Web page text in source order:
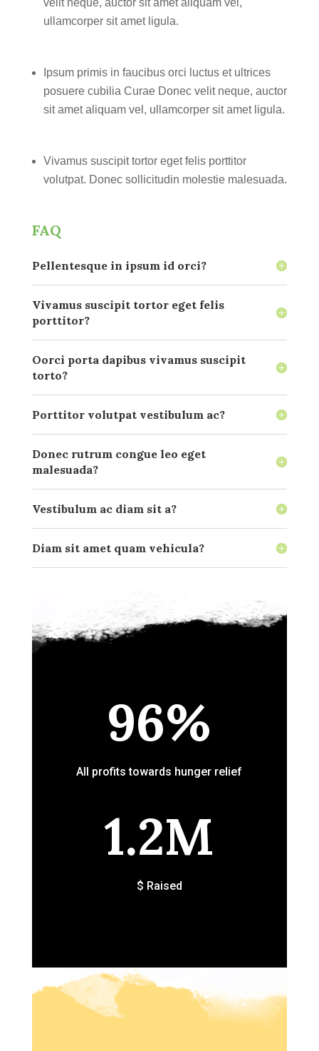
ullamcorper sit amet ligula.
Ipsum primis in faucibus orci luctus et ultrices
posuere cubilia Curae Donec velit neque, auctor
sit amet aliquam vel, ullamcorper sit amet ligula.
Vivamus suscipit tortor eget felis porttitor
volutpat. Donec sollicitudin molestie malesuada.
FAQ
Pellentesque in ipsum id orci?
Vivamus suscipit tortor eget felis
porttitor?
Oorci porta dapibus vivamus suscipit
torto?
Porttitor volutpat vestibulum ac?
Donec rutrum congue leo eget
malesuada?
Vestibulum ac diam sit a?
Diam sit amet quam vehicula?
96%
All profits towards hunger relief
1.2M
$ Raised